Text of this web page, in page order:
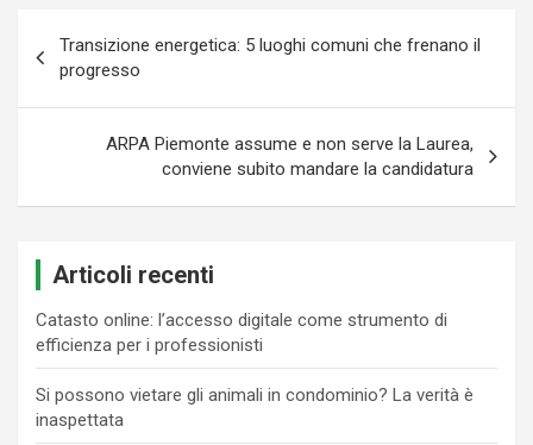
articoli
Transizione energetica: 5 luoghi comuni che frenano il
progresso
ARPA Piemonte assume e non serve la Laurea,
conviene subito mandare la candidatura
Articoli recenti
Catasto online: l’accesso digitale come strumento di
efficienza per i professionisti
Si possono vietare gli animali in condominio? La verità è
inaspettata